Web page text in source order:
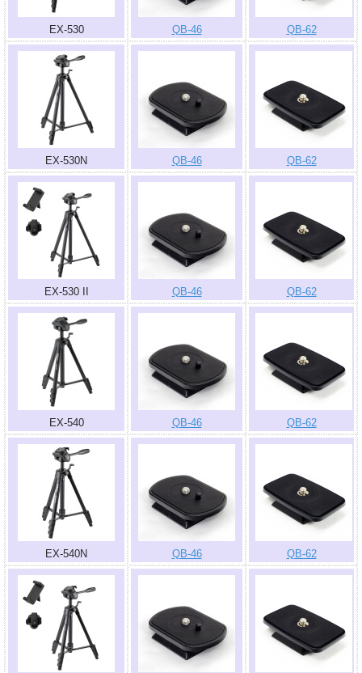
EX-530 QB-46 QB-62
EX-530N QB-46 QB-62
EX-530 II QB-46 QB-62
EX-540 QB-46 QB-62
EX-540N QB-46 QB-62